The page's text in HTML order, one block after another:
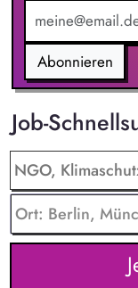
Abonnieren
Job-